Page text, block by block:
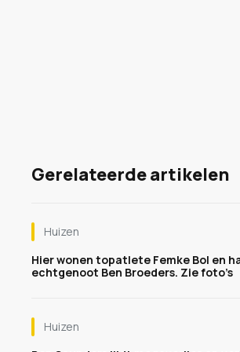
Gerelateerde artikelen
Huizen
Hier wonen topatlete Femke Bol en
echtgenoot Ben Broeders. Zie foto’s
Huizen